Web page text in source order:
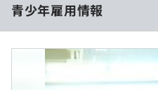
・受発注システム
・配送計画システム
・調達物流管理システム
・自動車ディーラー販売／
・アパレル販売管理システム
月給 259,875円
内訳
基本給182,500円、固定残
・大学卒
月給 268,500円
青少年雇用情報
過去３年間の新卒採用者数